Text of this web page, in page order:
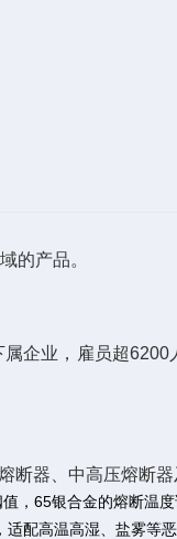
的产品。
企业，雇员超
器、中高压熔断
，65银合金的熔断温
配高温高湿、盐雾等恶